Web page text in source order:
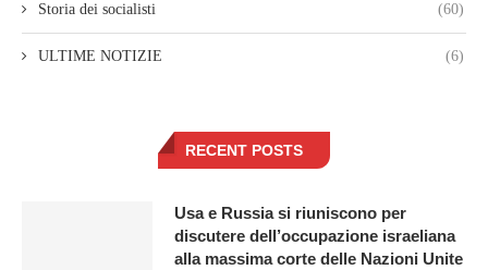
Storia dei socialisti (60)
ULTIME NOTIZIE (6)
RECENT POSTS
Usa e Russia si riuniscono per
discutere dell’occupazione israeliana
alla massima corte delle Nazioni Unite